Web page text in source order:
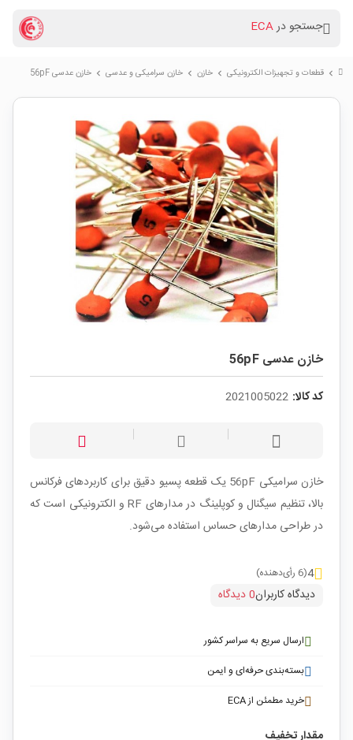
جستجو درECA
chevron_right قطعات و تجهیزات الکترونیکی chevron_right خازن chevron_right خازن سرامیکی و عدسی chevron_right خازن عدسی 56pF
خازن عدسی 56pF
کد کالا: 2021005022
خازن سرامیکی 56pF یک قطعه پسیو دقیق برای کاربردهای فرکانس
بالا، تنظیم سیگنال و کوپلینگ در مدارهای RF و الکترونیکی است که
در طراحی مدارهای حساس استفاده می‌شود.
4(6 رأی‌دهنده)
دیدگاه کاربران0 دیدگاه
ارسال سریع به سراسر کشور
بسته‌بندی حرفه‌ای و ایمن
خرید مطمئن از ECA
مقدار تخفیف